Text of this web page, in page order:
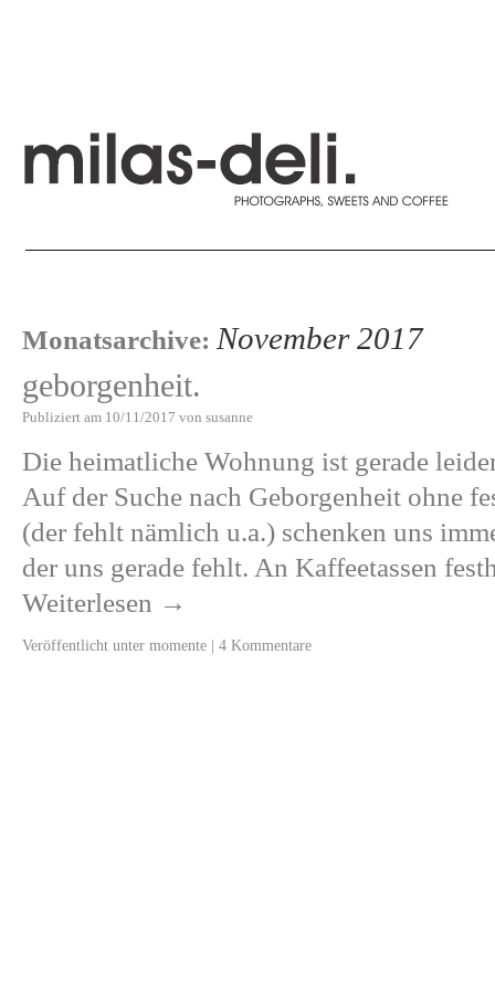
Monatsarchive: November 2017
geborgenheit.
Publiziert am 10/11/2017 von susanne
Die heimatliche Wohnung ist gerade
Auf der Suche nach Geborgenheit ohne
(der fehlt nämlich u.a.) schenken uns
der uns gerade fehlt. An Kaffeetassen
Weiterlesen →
Veröffentlicht unter momente | 4 Kommentare